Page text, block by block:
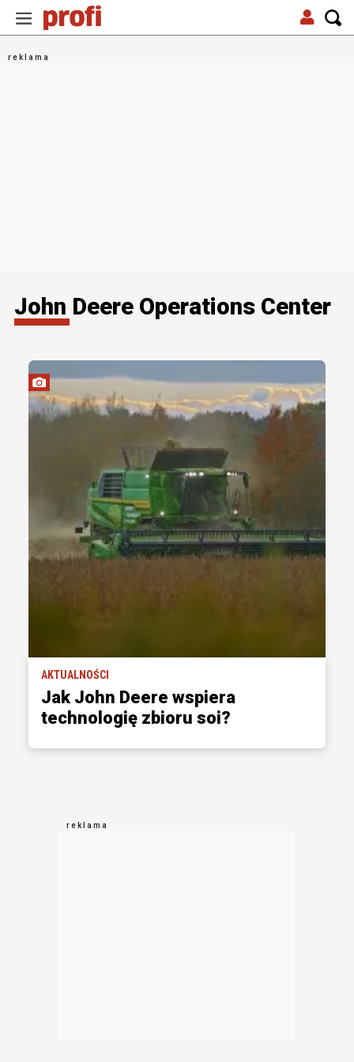
John Deere Operations Center
AKTUALNOŚCI
Jak John Deere wspiera
technologię zbioru soi?